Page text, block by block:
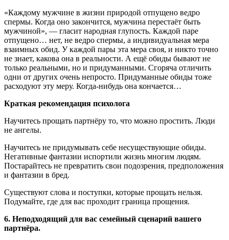
«Каждому мужчине в жизни природой отпущено ведро
спермы. Когда оно закончится, мужчина перестаёт быть
мужчиной», — гласит народная глупость. Каждой паре
отпущено… нет, не ведро спермы, а индивидуальная мера
взаимных обид. У каждой пары эта мера своя, и никто точно
не знает, какова она в реальности. А ещё обиды бывают не
только реальными, но и придуманными. Сгоряча отличить
одни от других очень непросто. Придуманные обиды тоже
расходуют эту меру. Когда-нибудь она кончается…
Краткая рекомендация психолога
Научитесь прощать партнёру то, что можно простить. Люди
не ангелы.
Научитесь не придумывать себе несуществующие обиды.
Негативные фантазии испортили жизнь многим людям.
Постарайтесь не превратить свои подозрения, предположения
и фантазии в бред.
Существуют слова и поступки, которые прощать нельзя.
Подумайте, где для вас проходит граница прощения.
6. Неподходящий для вас семейный сценарий вашего
партнёра.